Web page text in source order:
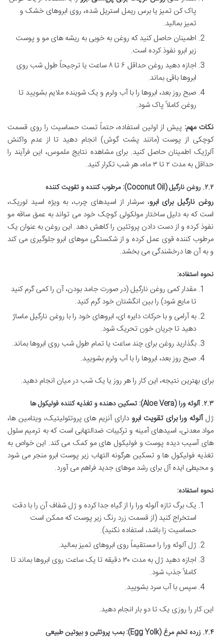
پاک کن تمیز یا برس ریمل استریل شده، روی ابروهای خشک و
تمیز بمالید.
اطمینان حاصل کنید که روغن به خوبی به ریشه های مو و پوست
زیر ابرو نفوذ کرده است.
اجازه دهید روغن حداقل ۶ تا ۸ ساعت یا ترجیحاً طول شب روی
ابروها باقی بماند.
صبح روز بعد، ابروها را با آب ولرم و یک شوینده ملایم بشویید تا
روغن کاملاً پاک شود.
نکات مهم: پیش از اولین استفاده، حتماً تست حساسیت را روی قسمت
کوچکی از پوست (مانند پشت گوش) انجام دهید تا از عدم واکنش
آلرژیک اطمینان حاصل کنید. برای مشاهده نتایج ملموس، این فرآیند را
حداقل به مدت ۲ تا ۳ ماه، هر شب تکرار کنید.
۲.۲. روغن نارگیل (Coconut Oil): مرطوب کننده و تقویت کننده
روغن نارگیل برای ابرو، سرشار از اسیدهای چرب، به ویژه اسید لوریک،
است که به دلیل ساختار مولکولی کوچک خود می تواند به عمق ساقه مو
نفوذ کرده و از دست دادن پروتئین را کاهش دهد. این روغن به عنوان یک
مرطوب کننده قوی عمل کرده و از شکستگی موهای ابرو جلوگیری می کند
و به آن ها درخشندگی می بخشد.
نحوه استفاده:
مقدار کمی روغن نارگیل (در صورت جامد بودن، آن را کمی گرم کنید
تا مایع شود) را بین انگشتان خود گرم کنید.
به آرامی و با حرکات دایره ای، ابروهای خود را با روغن نارگیل ماساژ
دهید تا جریان خون تحریک شود.
بگذارید روغن برای چند ساعت یا تمام طول شب روی ابروها بماند.
صبح روز بعد، ابروها را با آب ولرم بشویید.
برای بهترین نتیجه، این کار را هر روز یا یک شب در میان انجام دهید.
۲.۳. آلوئه ورا (Aloe Vera): تسکین دهنده و تغذیه کننده فولیکول ها
ژلآلوئه ورا برای تقویت ابرو دارای آنزیم های پروتئولیتیک، ویتامین ها،
مواد معدنی، اسیدهای آمینه و ترکیبات ضدالتهابی است که به ترمیم سلول
های آسیب دیده پوست و فولیکول های مو کمک می کند. این خواص به
تغذیه فولیکول ها و تسکین هرگونه التهاب زیر پوست ابرو منجر می شود
و محیطی ایده آل برای رشد موهای جدید فراهم می آورد.
نحوه استفاده:
یک برگ تازه آلوئه ورا را از گیاه جدا کرده و ژل شفاف آن را با دقت
استخراج کنید (از قسمت زرد رنگ زیر پوست که ممکن است
حساسیت زا باشد، استفاده نکنید).
ژل آلوئه ورا را مستقیماً روی ابروهای تمیز بمالید.
اجازه دهید ژل به مدت ۳۰ دقیقه تا یک ساعت روی ابروها بماند تا
کاملاً جذب شود.
سپس با آب سرد بشویید.
این کار را روزی یک تا دو بار انجام دهید.
۲.۴. زرده تخم مرغ (Egg Yolk): بمب پروتئین و بیوتین طبیعی